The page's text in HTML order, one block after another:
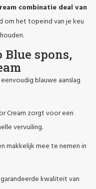
combinatie deal van
om het topeind van je keu
spons,
blauwe aanslag
Cream zorgt voor een
vervuiling.
makkelijk mee te nemen in
kwaliteit van